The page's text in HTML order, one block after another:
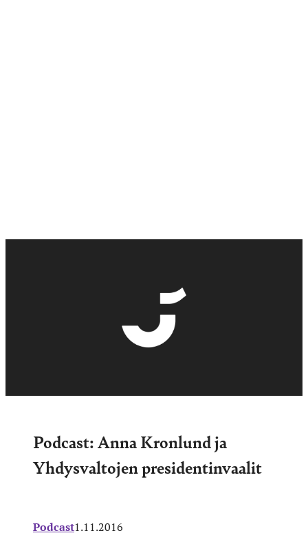
Podcast: Anna Kronlund ja
Yhdysvaltojen presidentinvaalit
Podcast1.11.2016